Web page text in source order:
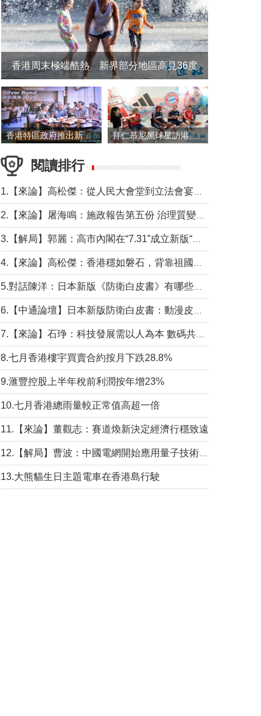
香港周末極端酷熱 新界部分地區高見36度
香港特區政府推出新一批銀色債券 每手1萬元保底息4.25厘 拜仁慕尼黑球星訪港 與球迷近距離互動
閱讀排行
8.七月香港樓宇買賣合約按月下跌28.8%
9.滙豐控股上半年稅前利潤按年增23%
10.七月香港總雨量較正常值高超一倍
11.【來論】董觀志：賽道煥新決定經濟行穩致遠
13.大熊貓生日主題電車在香港島行駛